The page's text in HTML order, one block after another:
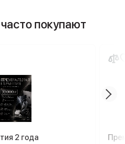
покупают
2 года